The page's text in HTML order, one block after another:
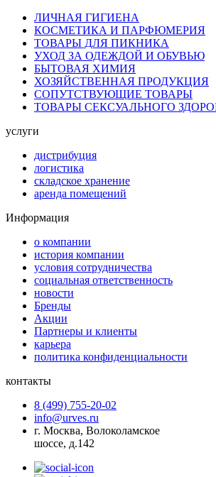
ЛИЧНАЯ ГИГИЕНА
КОСМЕТИКА И ПАРФЮМЕРИЯ
ТОВАРЫ ДЛЯ ПИКНИКА
УХОД ЗА ОДЕЖДОЙ И ОБУВЬЮ
БЫТОВАЯ ХИМИЯ
ХОЗЯЙСТВЕННАЯ ПРОДУКЦИЯ
СОПУТСТВУЮЩИЕ ТОВАРЫ
ТОВАРЫ СЕКСУАЛЬНОГО
услуги
дистрибуция
логистика
складское хранение
аренда помещений
Информация
о компании
история компании
условия сотрудничества
социальная ответственность
новости
Бренды
Акции
Партнеры и клиенты
карьера
политика конфиденциальности
контакты
8 (499) 755-20-02
info@urves.ru
г. Москва, Волоколамское
шоссе, д.142